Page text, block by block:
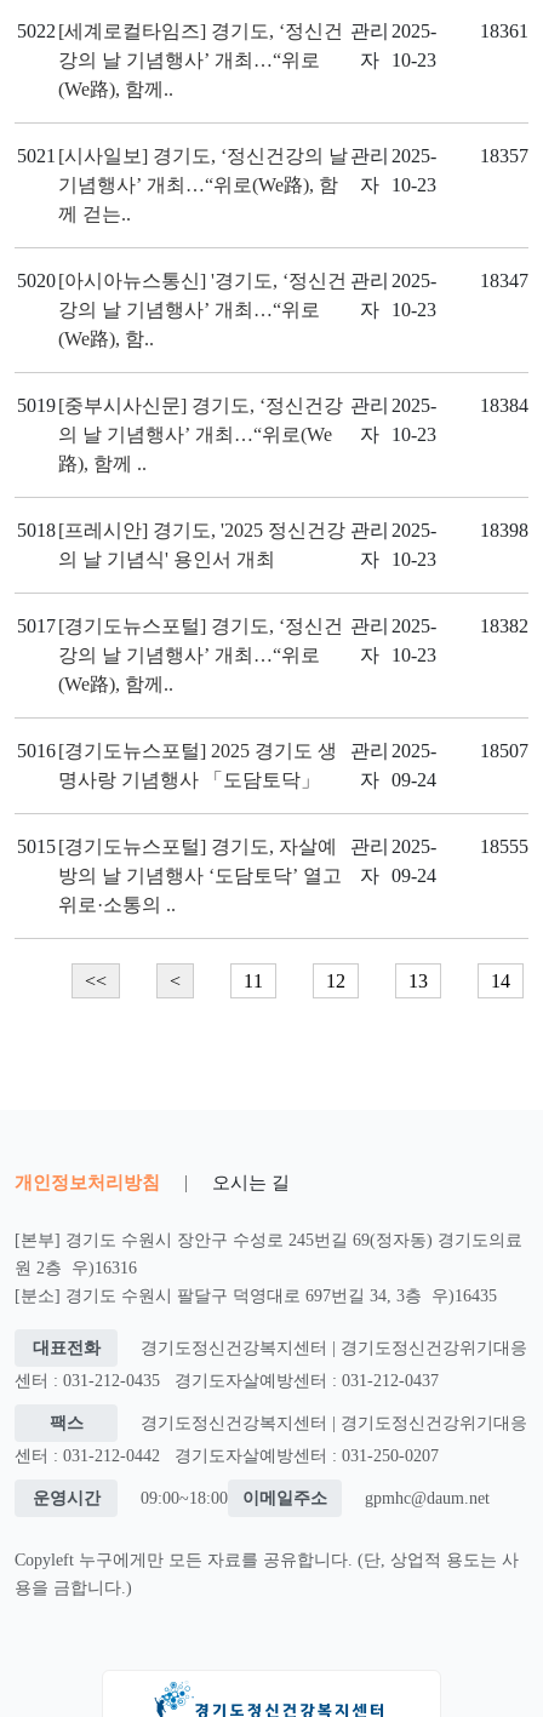
5022 [세계로컬타임즈] 경기도, ‘정신건
강의 날 기념행사’ 개최…“위로
(We路), 함께..
관리
자
2025-
10-23
18361
5021 [시사일보] 경기도, ‘정신건강의 날
기념행사’ 개최…“위로(We路), 함
께 걷는..
관리
자
2025-
10-23
18357
5020[아시아뉴스통신] '경기도, ‘정신건
강의 날 기념행사’ 개최…“위로
(We路), 함..
관리
자
2025-
10-23
18347
5019[중부시사신문] 경기도, ‘정신건강
의 날 기념행사’ 개최…“위로(We
路), 함께 ..
관리
자
2025-
10-23
18384
5018[프레시안] 경기도, '2025 정신건강
의 날 기념식' 용인서 개최
관리
자
2025-
10-23
18398
5017[경기도뉴스포털] 경기도, ‘정신건
강의 날 기념행사’ 개최…“위로
(We路), 함께..
관리
자
2025-
10-23
18382
5016[경기도뉴스포털] 2025 경기도 생
명사랑 기념행사 「도담토닥」
관리
자
2025-
09-24
18507
5015[경기도뉴스포털] 경기도, 자살예
방의 날 기념행사 ‘도담토닥’ 열고
위로·소통의 ..
관리
자
2025-
09-24
18555
<< < 11 12 13 14
개인정보처리방침 | 오시는 길
[본부] 경기도 수원시 장안구 수성로 245번길 69(정자동) 경기도의료
원 2층 우)16316
[분소] 경기도 수원시 팔달구 덕영대로 697번길 34, 3층 우)16435
대표전화
경기도정신건강복지센터 | 경기도정신건강위기대응
센터 : 031-212-0435
경기도자살예방센터 : 031-212-0437
팩스
경기도정신건강복지센터 | 경기도정신건강위기대응
센터 : 031-212-0442
경기도자살예방센터 : 031-250-0207
운영시간 09:00~18:00 이메일주소 gpmhc@daum.net
Copyleft 누구에게만 모든 자료를 공유합니다. (단, 상업적 용도는 사
용을 금합니다.)